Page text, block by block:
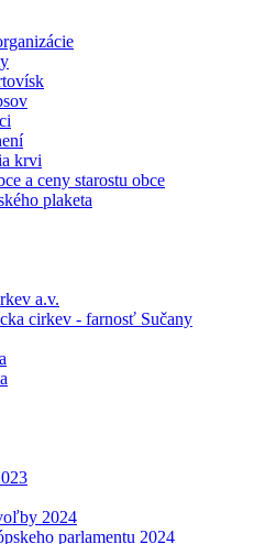
krvi
a ceny starostu obce
plaketa
a.v.
cirkev - farnosť Sučany
2024
parlamentu 2024